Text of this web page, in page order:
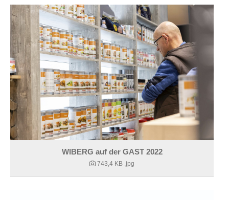
WIBERG auf der GAST 2022
743,4 KB .jpg